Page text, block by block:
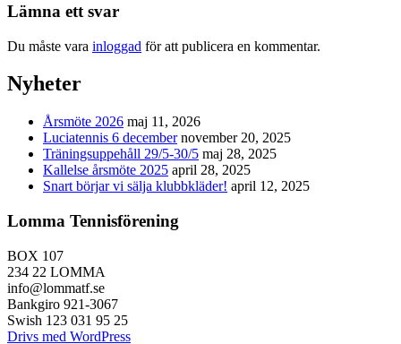
Lämna ett svar
Du måste vara inloggad för att publicera en kommentar.
Nyheter
Årsmöte 2026 maj 11, 2026
Luciatennis 6 december november 20, 2025
Träningsuppehåll 29/5-30/5 maj 28, 2025
Kallelse årsmöte 2025 april 28, 2025
Snart börjar vi sälja klubbkläder! april 12, 2025
Lomma Tennisförening
BOX 107
234 22 LOMMA
info@lommatf.se
Bankgiro 921-3067
Swish 123 031 95 25
Drivs med WordPress